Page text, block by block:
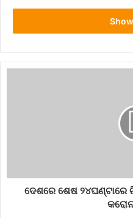
ଜାରି ରହିବ । ବଙ୍ଗୋପସାଗରରେ
ଫଳରେ ଏହା ଲଘୁଚାପରେ ପରିଣତ
Bhubaneswar
cyclone news
ଦେଶରେ ଶେଷ ୨୪ଘଣ୍ଟାରେ